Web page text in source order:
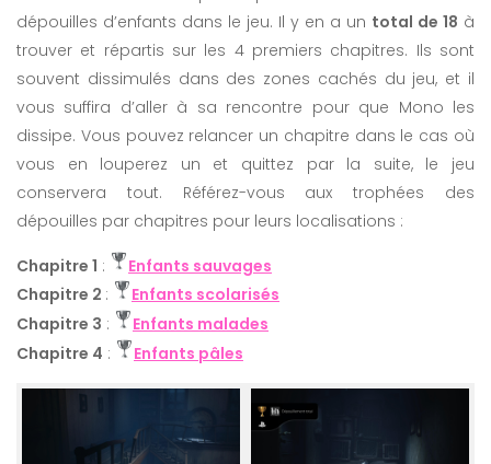
dépouilles d’enfants dans le jeu. Il y en a un total de 18 à
trouver et répartis sur les 4 premiers chapitres. Ils sont
souvent dissimulés dans des zones cachés du jeu, et il
vous suffira d’aller à sa rencontre pour que Mono les
dissipe. Vous pouvez relancer un chapitre dans le cas où
vous en louperez un et quittez par la suite, le jeu
conservera tout. Référez-vous aux trophées des
dépouilles par chapitres pour leurs localisations :
Chapitre 1 :
Enfants sauvages
Chapitre 2 :
Enfants scolarisés
Chapitre 3 :
Enfants malades
Chapitre 4 : Enfants pâles